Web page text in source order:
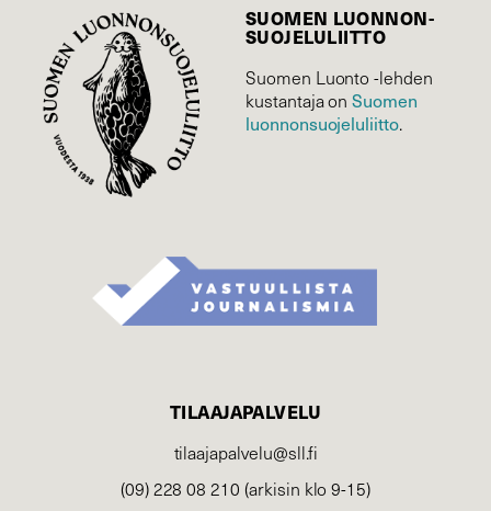
SUOMEN LUONNON­
SUOJELU­LIITTO
Suomen Luonto -lehden
kustantaja onSuomen
luonnonsuojelu­liitto.
TILAAJAPALVELU
tilaajapalvelu@sll.fi
(09) 228 08 210 (arkisin klo 9-15)